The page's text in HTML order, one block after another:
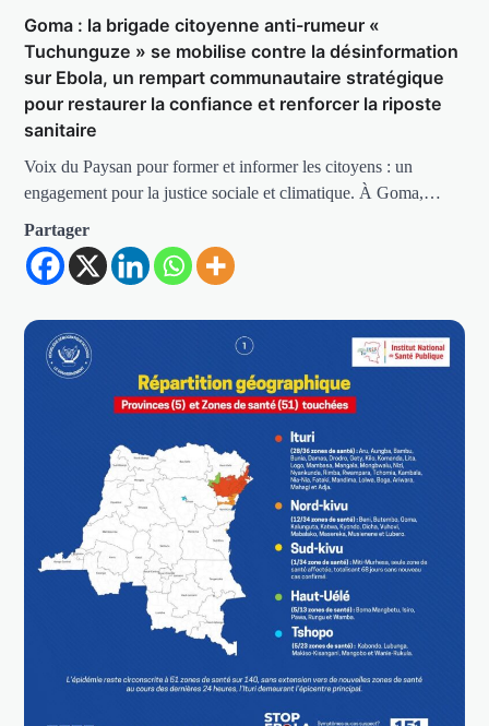
Goma : la brigade citoyenne anti-rumeur «
Tuchunguze » se mobilise contre la désinformation
sur Ebola, un rempart communautaire stratégique
pour restaurer la confiance et renforcer la riposte
sanitaire
Voix du Paysan pour former et informer les citoyens : un
engagement pour la justice sociale et climatique. À Goma,…
Partager